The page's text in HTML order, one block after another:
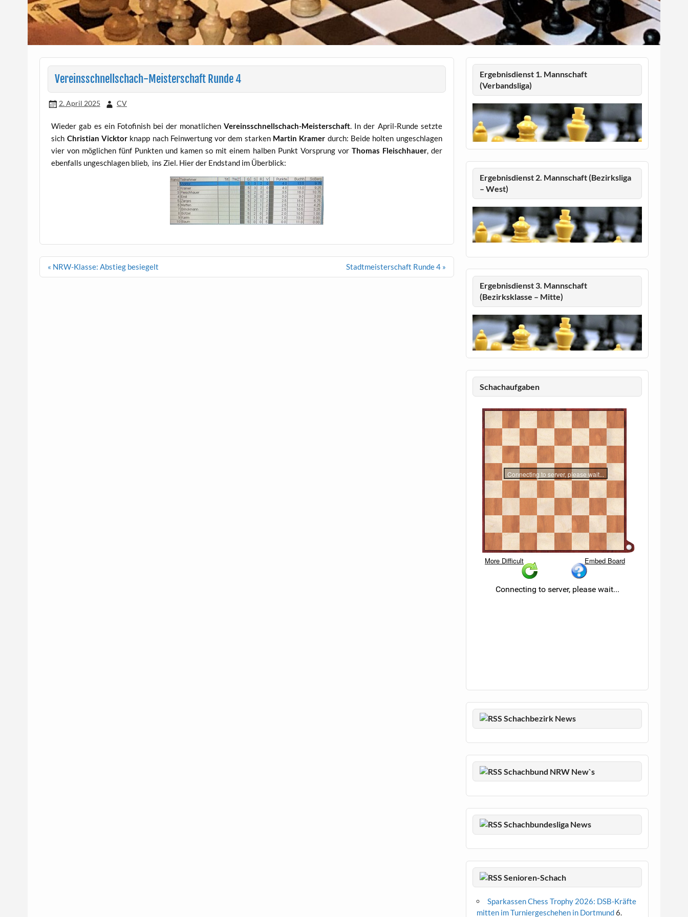
Vereinsschnellschach-Meisterschaft Runde 4
2. April 2025 CV
Wieder gab es ein Fotofinish bei der monatlichenVereinsschnellschach-Meisterschaft. In der April-Runde setzte
sich Christian Vicktorknapp nach Feinwertung vor dem starken Martin Kramer durch: Beide holten ungeschlagen
vier von möglichen fünf Punkten und kamen so mit einem halben Punkt Vorsprung vor Thomas Fleischhauer, der
ebenfalls ungeschlagen blieb, ins Ziel. Hier der Endstand im Überblick:
Beitragsnavigation
« NRW-Klasse: Abstieg besiegelt Stadtmeisterschaft Runde 4 »
Ergebnisdienst 1. Mannschaft
(Verbandsliga)
Ergebnisdienst 2. Mannschaft (Bezirksliga
– West)
Ergebnisdienst 3. Mannschaft
(Bezirksklasse – Mitte)
Schachaufgaben
Schachbezirk News
Schachbund NRW New`s
Schachbundesliga News
Senioren-Schach
Sparkassen Chess Trophy 2026: DSB-Kräfte
mitten im Turniergeschehen in Dortmund6.